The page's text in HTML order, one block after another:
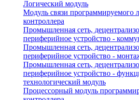
Логический модуль
Модуль связи программируемого
контроллера
Промышленная сеть,
периферийное устройство -
Промышленная сеть,
периферийное устройство -
Промышленная сеть,
периферийное устройство -
технологический модуль
Процессорный модуль